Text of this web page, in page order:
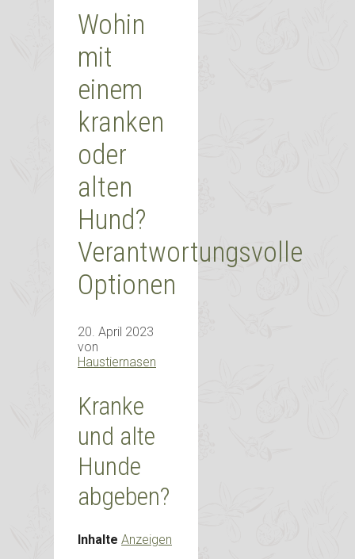
Wohin
mit
einem
kranken
oder
alten
Hund?
Verantwortungsvolle
Optionen
20. April 2023
von
Haustiernasen
Kranke
und alte
Hunde
abgeben?
Inhalte Anzeigen